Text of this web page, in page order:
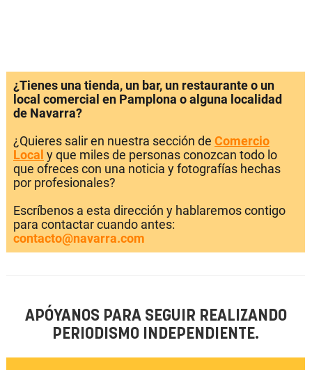
¿Tienes una tienda, un bar, un restaurante o un
local comercial en Pamplona o alguna localidad
de Navarra?
¿Quieres salir en nuestra sección de Comercio
Local y que miles de personas conozcan todo lo
que ofreces con una noticia y fotografías hechas
por profesionales?
Escríbenos a esta dirección y hablaremos contigo
para contactar cuando antes:
contacto@navarra.com
APÓYANOS PARA SEGUIR REALIZANDO
PERIODISMO INDEPENDIENTE.